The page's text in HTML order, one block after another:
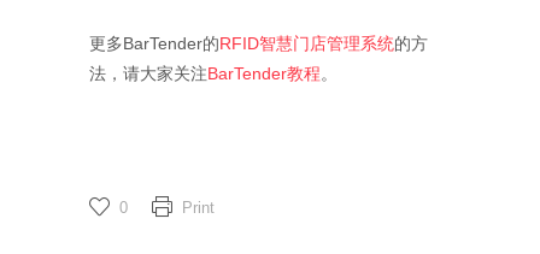
更多BarTender的RFID智慧门店管理系统的方
法，请大家关注BarTender教程。
0 Print